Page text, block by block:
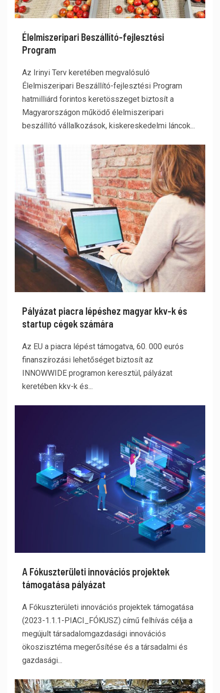
Élelmiszeripari Beszállító-fejlesztési
Program
Az Irinyi Terv keretében megvalósuló
Élelmiszeripari Beszállító-fejlesztési Program
hatmilliárd forintos keretösszeget biztosít a
Magyarországon működő élelmiszeripari
beszállító vállalkozások, kiskereskedelmi láncok...
Pályázat piacra lépéshez magyar kkv-k és
startup cégek számára
Az EU a piacra lépést támogatva, 60. 000 eurós
finanszírozási lehetőséget biztosít az
INNOWWIDE programon keresztül, pályázat
keretében kkv-k és...
A Fókuszterületi innovációs projektek
támogatása pályázat
A Fókuszterületi innovációs projektek támogatása
(2023-1.1.1-PIACI_FÓKUSZ) című felhívás célja a
megújult társadalomgazdasági innovációs
ökoszisztéma megerősítése és a társadalmi és
gazdasági...